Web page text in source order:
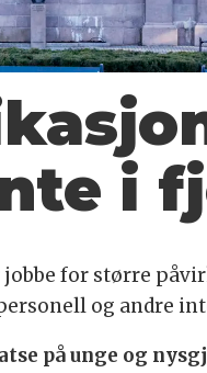
i
for større
og andre
på unge og